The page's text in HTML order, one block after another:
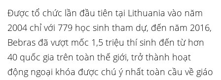
Được tổ chức lần đầu tiên tại Lithuania vào năm
2004 chỉ với 779 học sinh tham dự, đến năm 2016,
Bebras đã vượt mốc 1,5 triệu thí sinh đến từ hơn
40 quốc gia trên toàn thế giới, trở thành hoạt
động ngoại khóa được chú ý nhất toàn cầu về giáo